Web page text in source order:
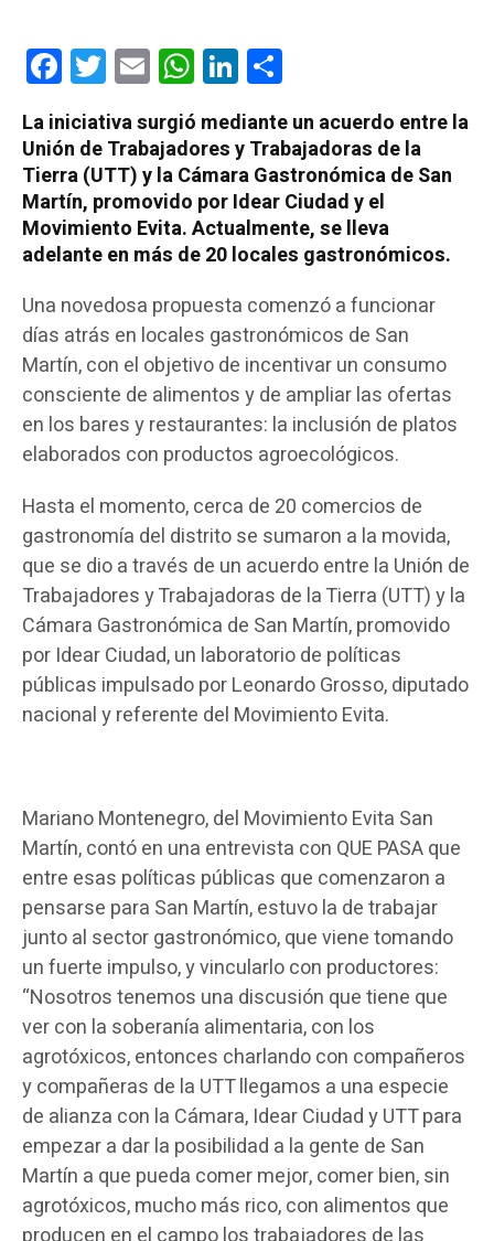
FacebookTwitterEmail WhatsAppLinkedIn
La iniciativa surgió mediante un acuerdo entre la
Unión de Trabajadores y Trabajadoras de la
Tierra (UTT) y la Cámara Gastronómica de San
Martín, promovido por Idear Ciudad y el
Movimiento Evita. Actualmente, se lleva
adelante en más de 20 locales gastronómicos.
Una novedosa propuesta comenzó a funcionar
días atrás en locales gastronómicos de San
Martín, con el objetivo de incentivar un consumo
consciente de alimentos y de ampliar las ofertas
en los bares y restaurantes: la inclusión de platos
elaborados con productos agroecológicos.
Hasta el momento, cerca de 20 comercios de
gastronomía del distrito se sumaron a la movida,
que se dio a través de un acuerdo entre la Unión de
Trabajadores y Trabajadoras de la Tierra (UTT) y la
Cámara Gastronómica de San Martín, promovido
por Idear Ciudad, un laboratorio de políticas
públicas impulsado por Leonardo Grosso, diputado
nacional y referente del Movimiento Evita.
Mariano Montenegro, del Movimiento Evita San
Martín, contó en una entrevista con QUE PASA que
entre esas políticas públicas que comenzaron a
pensarse para San Martín, estuvo la de trabajar
junto al sector gastronómico, que viene tomando
un fuerte impulso, y vincularlo con productores:
“Nosotros tenemos una discusión que tiene que
ver con la soberanía alimentaria, con los
agrotóxicos, entonces charlando con compañeros
y compañeras de la UTT llegamos a una especie
de alianza con la Cámara, Idear Ciudad y UTT para
empezar a dar la posibilidad a la gente de San
Martín a que pueda comer mejor, comer bien, sin
agrotóxicos, mucho más rico, con alimentos que